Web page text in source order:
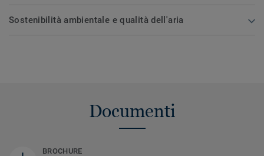
Sostenibilità ambientale e qualità dell'aria
Documenti
BROCHURE